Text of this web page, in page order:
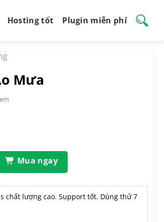
Hosting tốt Plugin miễn phí
Mưa
₫.
Mua ngay
chất lượng cao. Support tốt. Dùng thử 7